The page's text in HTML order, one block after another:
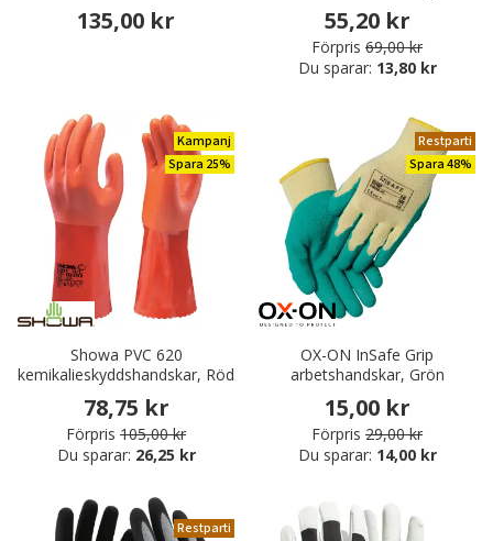
135,00 kr 55,20 kr
Förpris 69,00 kr
Du sparar: 13,80 kr
Kampanj
Spara 25%
Showa PVC 620
kemikalieskyddshandskar, Röd
78,75 kr
Förpris 105,00 kr
Du sparar: 26,25 kr
Restparti
Spara 48%
OX-ON InSafe Grip
arbetshandskar, Grön
15,00 kr
Förpris 29,00 kr
Du sparar: 14,00 kr
Restparti